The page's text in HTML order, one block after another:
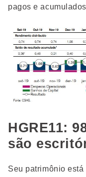
pagos e
HGRE11:
são
Seu patrimônio